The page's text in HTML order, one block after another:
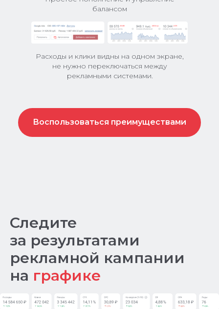
Расходы и клики видны на одном экране,
не нужно переключаться между
рекламными системами.
балансом
Воспользоваться преимуществами
Следите
за результатами
рекламной кампании
на графике